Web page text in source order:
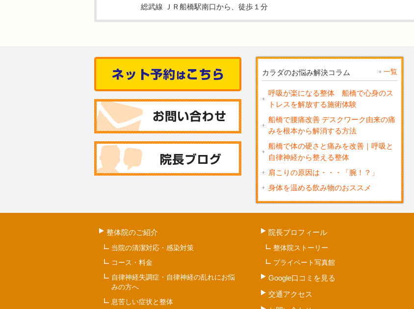
総武線 ＪＲ船橋駅南口から、徒歩１分
カラダのお悩み解決コラム 一覧
呼吸が楽になる整体 船橋で心身のス
トレスを解放する施術体験
船橋で腰痛改善 デスクワーク由来の痛
みを根本から解消する方法
船橋で体の硬さと痛みを改善｜呼吸と
自律神経から整える整体
肩こりの原因は・・・「腕！？」
身体を温める飲み物のおススメ
整体院のご紹介
当院の清潔対応・感染対策
コース・料金
自律神経失調症・自律神経の乱れにお悩
みの方へ
息苦しい症状と整体
院長プロフィール
整体院ストーリー
プライベート写真館
Google口コミを見る
交通アクセス